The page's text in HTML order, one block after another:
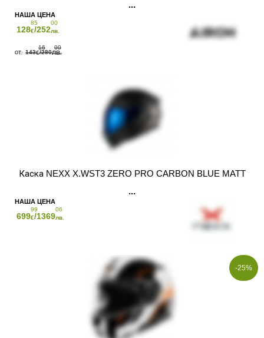
128
85
€/252
00
лв.
143
16
€/280
00
ЛВ.
Каска NEXX X.WST3 ZERO PRO CARBON BLUE MATT
699
99
€/1369
06
лв.
-25%